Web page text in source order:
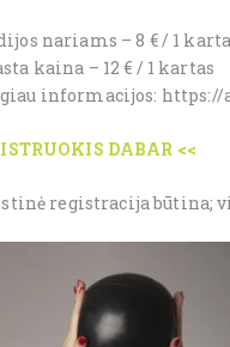
nariams – 8 € / 1
kaina – 12 € / 1 kartas
informacijos:
DABAR <<
registracija būtina;